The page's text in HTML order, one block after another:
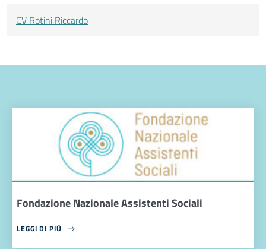
CV Rotini Riccardo
Fondazione Nazionale Assistenti Sociali
LEGGI DI PIÙ